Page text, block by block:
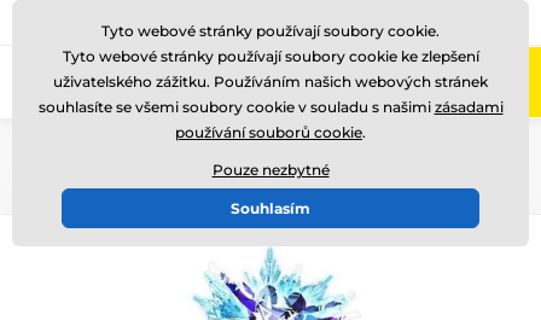
Zavolejte nám (Po-Pá 8-17)
Tyto webové stránky používají soubory cookie.
Tyto webové stránky používají soubory cookie ke zlepšení
uživatelského zážitku. Používáním našich webových stránek
souhlasíte se všemi soubory cookie v souladu s našimi zásadami
používání souborů cookie.
Pouze nezbytné
Souhlasím